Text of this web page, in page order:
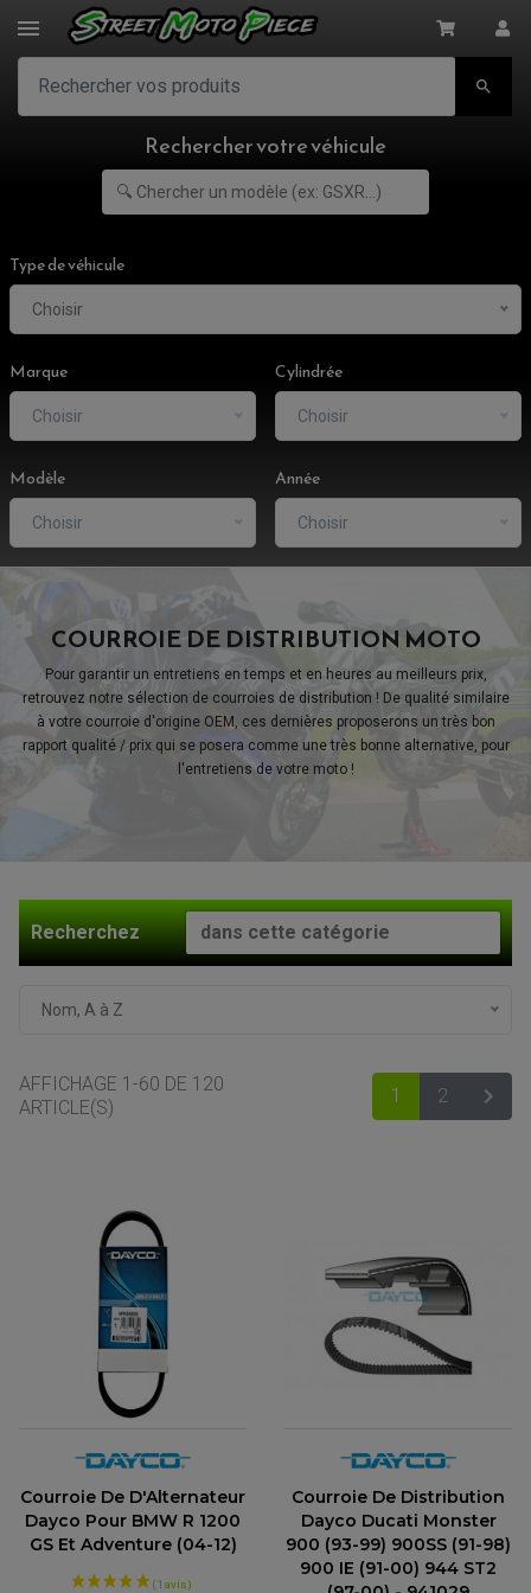
ACCESSOIRES MOTO
CLIGNOTANT ADAPTABLE, UNIVERSEL
EMBOUT DE GUIDON
EQUIPEMENT VINTAGE
FEU ARRIÈRE MOTO
GUIDON
PONTET / REHAUSSE DE GUIDON
NOS MARQUES
ACCESSOIRE QUAD ARTIC CAT
ACCESSOIRE QUAD CAN-AM
ACCESSOIRES MOTO CROSS ET ENDURO
ACCESSOIRES PADDOCK

Rechercher votre véhicule
Type de véhicule
Choisir
Marque
Choisir
Cylindrée
Choisir
Modèle
Choisir
Année
Choisir
COURROIE DE DISTRIBUTION MOTO
Pour garantir un entretiens en temps et en heures au meilleurs prix,
retrouvez notre sélection de courroies de distribution ! De qualité similaire
à votre courroie d'origine OEM, ces dernières proposerons un très bon
rapport qualité / prix qui se posera comme une très bonne alternative, pour
l'entretiens de votre moto !
Recherchez
Nom, A à Z
AFFICHAGE 1-60 DE 120
ARTICLE(S)
1 2 
Courroie De D'Alternateur
Dayco Pour BMW R 1200
GS Et Adventure (04-12)
Courroie De Distribution
Dayco Ducati Monster
900 (93-99) 900SS (91-98)
900 IE (91-00) 944 ST2